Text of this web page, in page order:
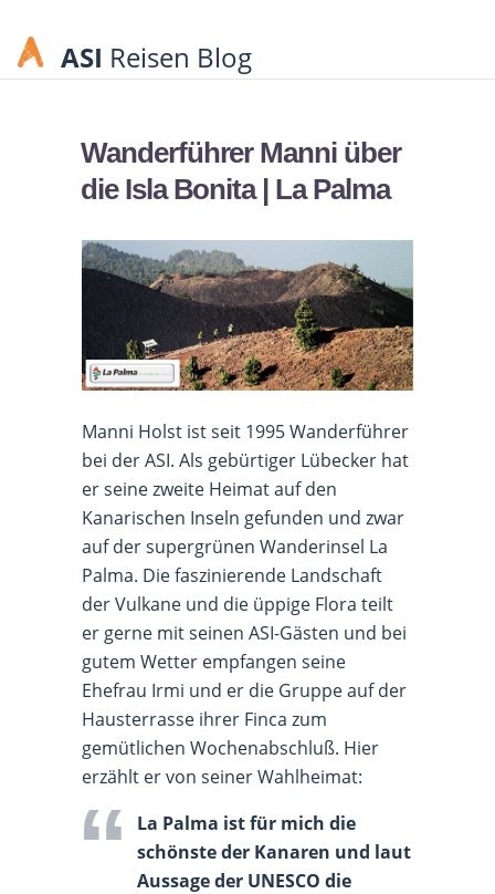
ASI Reisen Blog
Wanderführer Manni über
die Isla Bonita | La Palma
Manni Holst ist seit 1995 Wanderführer
bei der ASI. Als gebürtiger Lübecker hat
er seine zweite Heimat auf den
Kanarischen Inseln gefunden und zwar
auf der supergrünen Wanderinsel La
Palma. Die faszinierende Landschaft
der Vulkane und die üppige Flora teilt
er gerne mit seinen ASI-Gästen und bei
gutem Wetter empfangen seine
Ehefrau Irmi und er die Gruppe auf der
Hausterrasse ihrer Finca zum
gemütlichen Wochenabschluß. Hier
erzählt er von seiner Wahlheimat:
La Palma ist für mich die
schönste der Kanaren und laut
Aussage der UNESCO die